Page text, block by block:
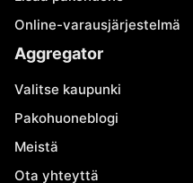
Online-varausjärjestelmä
Aggregator
Valitse kaupunki
Pakohuoneblogi
Meistä
Ota yhteyttä